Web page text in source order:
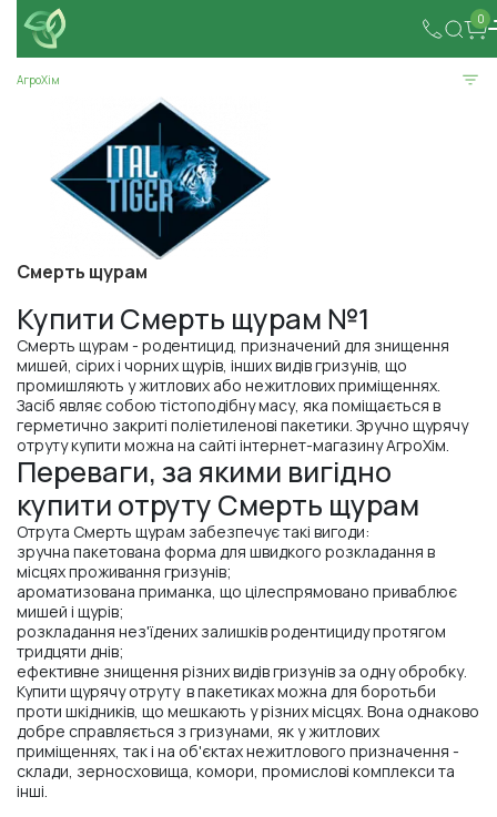
0
АгроХім
Смерть щурам
Купити Смерть щурам №1
Смерть щурам - родентицид, призначений для знищення
мишей, сірих і чорних щурів, інших видів гризунів, що
промишляють у житлових або нежитлових приміщеннях.
Засіб являє собою тістоподібну масу, яка поміщається в
герметично закриті поліетиленові пакетики. Зручно щурячу
отруту купити можна на сайті інтернет-магазину АгроХім.
Переваги, за якими вигідно
купити отруту Смерть щурам
Отрута Смерть щурам забезпечує такі вигоди:
зручна пакетована форма для швидкого розкладання в
місцях проживання гризунів;
ароматизована приманка, що цілеспрямовано приваблює
мишей і щурів;
розкладання нез'їдених залишків родентициду протягом
тридцяти днів;
ефективне знищення різних видів гризунів за одну обробку.
Купити щурячу отруту в пакетиках можна для боротьби
проти шкідників, що мешкають у різних місцях. Вона однаково
добре справляється з гризунами, як у житлових
приміщеннях, так і на об'єктах нежитлового призначення -
склади, зерносховища, комори, промислові комплекси та
інші.